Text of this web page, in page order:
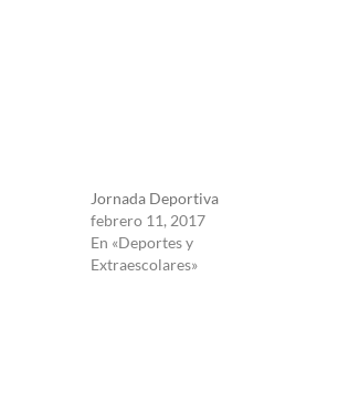
Jornada Deportiva
febrero 11, 2017
En «Deportes y
Extraescolares»